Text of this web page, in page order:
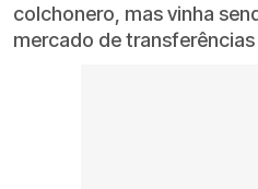
colchonero, mas vinha
mercado de